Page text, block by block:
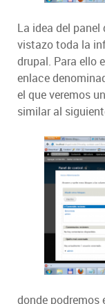
La idea del panel
vistazo toda la
drupal. Para ello
enlace
el que veremos
similar al
donde podremos